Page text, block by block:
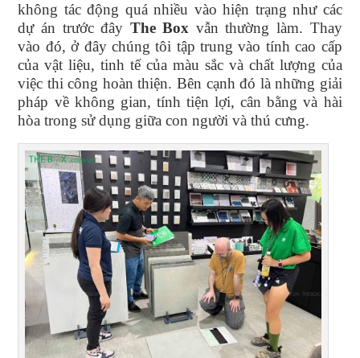
không tác động quá nhiều vào hiện trạng như các
dự án trước đây The Box vẫn thường làm. Thay
vào đó, ở đây chúng tôi tập trung vào tính cao cấp
của vật liệu, tinh tế của màu sắc và chất lượng của
việc thi công hoàn thiện. Bên cạnh đó là những giải
pháp về không gian, tính tiện lợi, cân bằng và hài
hòa trong sử dụng giữa con người và thú cưng.